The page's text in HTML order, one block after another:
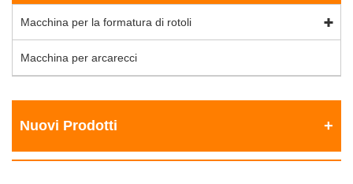
Macchina per la formatura di rotoli
Macchina per arcarecci
Nuovi Prodotti